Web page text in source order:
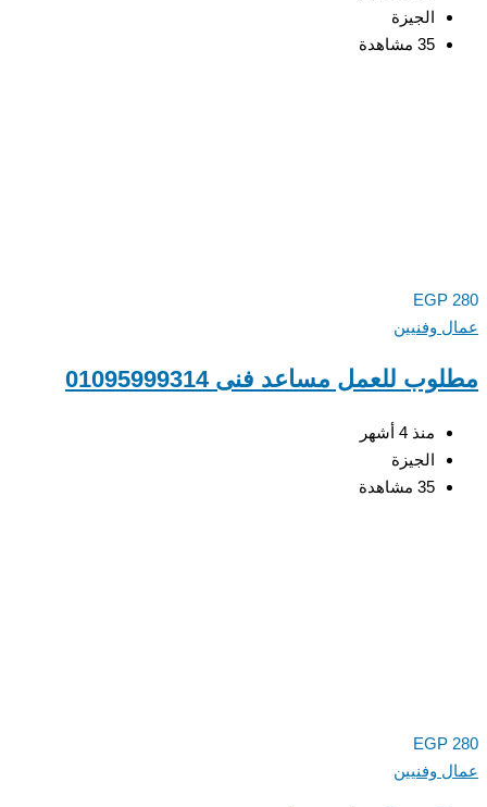
الجيزة
EGP
وفنيين
للعمل مساعد فنى 01095999314
منذ 4 أشهر
الجيزة
EGP
وفنيين